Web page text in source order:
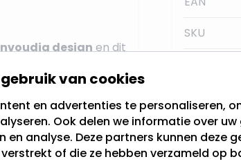
designen dit
de lichtbron
aan lichtkleuren en
SKU
Fitting
van cookies
en advertenties te personaliseren,
Ook delen we informatie over
analyse. Deze partners kunnen deze
of die ze hebben verzameld op